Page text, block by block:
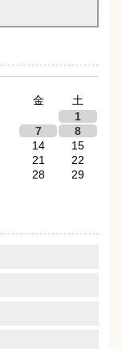
金
土
1
7
8
14
15
21
22
28
29